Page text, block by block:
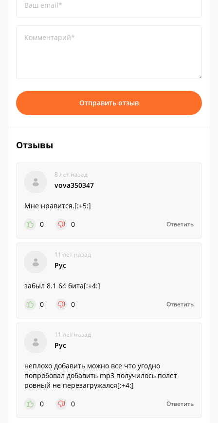
Ваш email*
Комментарий*
Отправить отзыв
Отзывы
8 лет назад
vova350347
Мне нравится.[:+5:]
0
0 Ответить
11 лет назад
Рус
забыл 8.1 64 бита[:+4:]
0
0 Ответить
11 лет назад
Рус
неплохо добавить можно все что угодно
попробовал добавить mp3 получилось полет
ровный не перезагружался[:+4:]
0
0 Ответить